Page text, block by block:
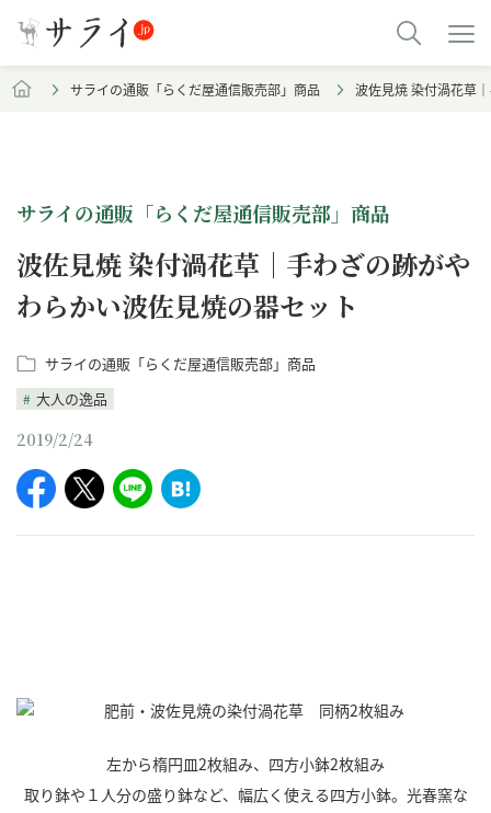
サライの通販「らくだ屋通信販売部」商品 波佐見焼 染付渦花草
サライの通販「らくだ屋通信販売部」商品
波佐見焼 染付渦花草｜手わざの跡がや
わらかい波佐見焼の器セット
サライの通販「らくだ屋通信販売部」商品
大人の逸品
2019/2/24
左から楕円皿2枚組み、四方小鉢2枚組み
取り鉢や１人分の盛り鉢など、幅広く使える四方小鉢。光春窯な